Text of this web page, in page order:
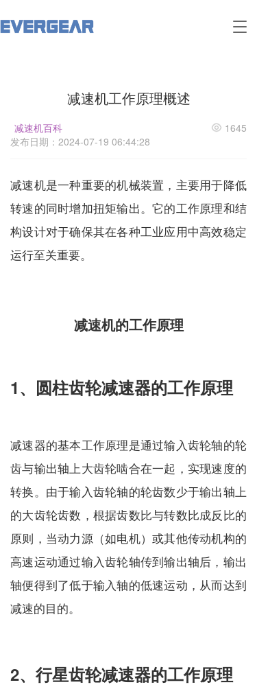
T
a
a
t
i
n
减速机工作原理概述
减速机百科
发布日期：2024-07-19 06:44:28
1645
减速机是一种重要的机械装置，主要用于降低
转速的同时增加扭矩输出。它的工作原理和结
构设计对于确保其在各种工业应用中高效稳定
运行至关重要。
减速机的工作原理
1、圆柱齿轮减速器的工作原理
减速器的基本工作原理是通过输入齿轮轴的轮
齿与输出轴上大齿轮啮合在一起，实现速度的
转换。由于输入齿轮轴的轮齿数少于输出轴上
的大齿轮齿数，根据齿数比与转数比成反比的
原则，当动力源（如电机）或其他传动机构的
高速运动通过输入齿轮轴传到输出轴后，输出
轴便得到了低于输入轴的低速运动，从而达到
减速的目的。
2、行星齿轮减速器的工作原理